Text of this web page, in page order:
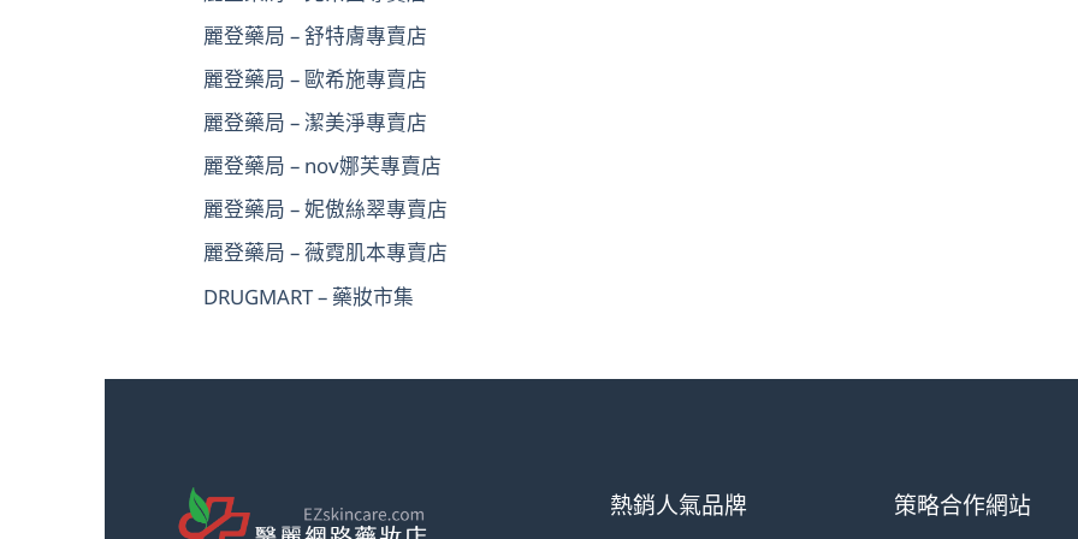
麗登藥局 – 舒特膚專賣店
麗登藥局 – 歐希施專賣店
麗登藥局 – 潔美淨專賣店
麗登藥局 – nov娜芙專賣店
麗登藥局 – 妮傲絲翠專賣店
麗登藥局 – 薇霓肌本專賣店
DRUGMART – 藥妝市集
熱銷人氣品牌 策略合作網站